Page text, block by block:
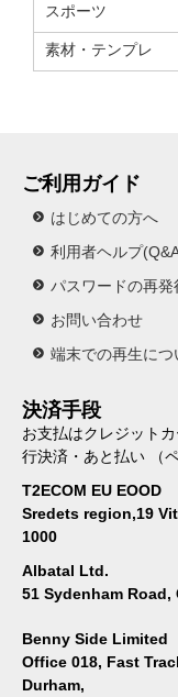
スポーツ
素材・テンプレ
ご利用ガイド
はじめての方へ
利用者ヘルプ
パスワードの再発
お問い合わせ
端末での再生につ
決済手段
お支払はクレジット
行決済・あと払い （
T2ECOM EU EOOD
Sredets region,19
1000
Albatal Ltd.
51 Sydenham
Benny Side Limited
Office 018, Fast
Durham,